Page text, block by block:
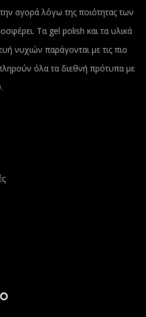
αγορά λόγω της ποιότητας των
Τα gel polish και τα υλικά
νυχιών παράγονται με τις πιο
όλα τα διεθνή πρότυπα με